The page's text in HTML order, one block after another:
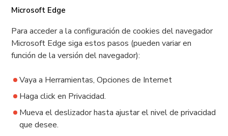
Microsoft Edge
Para acceder a la configuración de cookies del navegador
Microsoft Edge siga estos pasos (pueden variar en
función de la versión del navegador):
Vaya a Herramientas, Opciones de Internet
Haga click en Privacidad.
Mueva el deslizador hasta ajustar el nivel de privacidad
que desee.